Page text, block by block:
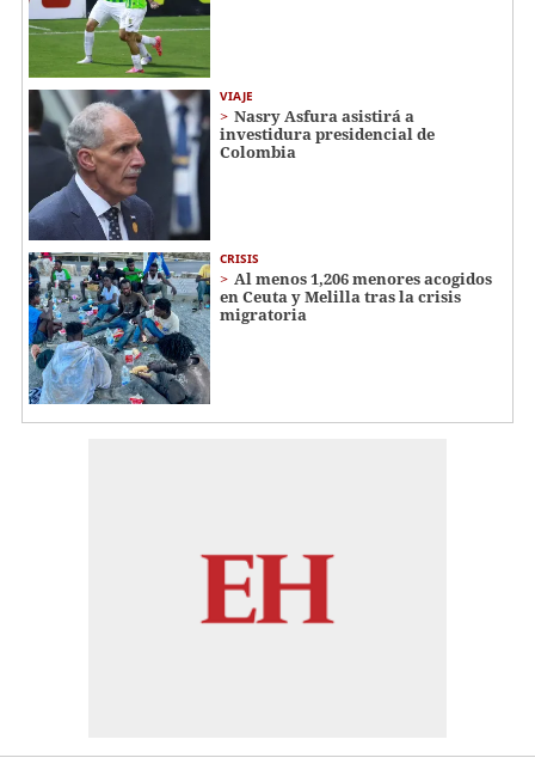
VIAJE
Nasry Asfura asistirá a
investidura presidencial de
Colombia
CRISIS
Al menos 1,206 menores acogidos
en Ceuta y Melilla tras la crisis
migratoria